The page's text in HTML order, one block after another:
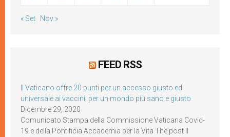
« Set Nov »
FEED RSS
Il Vaticano offre 20 punti per un accesso giusto ed
universale ai vaccini, per un mondo più sano e giusto
Dicembre 29, 2020
Comunicato Stampa della Commissione Vaticana Covid-
19 e della Pontificia Accademia per la Vita The post Il